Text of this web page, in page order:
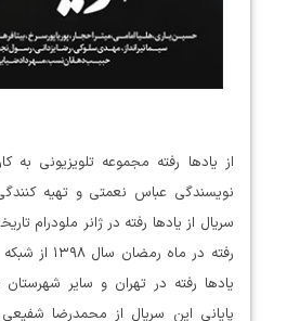
از یادها رفته مجموعه تلویزیونی به
نویسندگی عباس نعمتی و تهیه
سریال از یادها رفته در ژانر ملودرام
رفته در ماه
یادها رفته در تهران و سایر
پایانی این سریال از محمدرضا